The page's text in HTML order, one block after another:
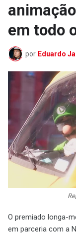
em todo
por Eduardo
O premiado longa-
em parceria com a